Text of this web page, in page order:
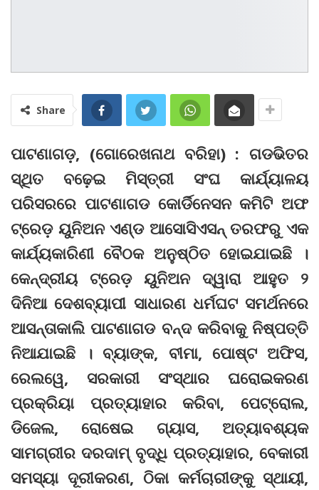
Share
ପାଟଣାଗଡ଼, (ଗୋରେଖନାଥ ବରିହା) : ଗଡଭିତର
ସ୍ଥିତ ବଢ଼େଇ ମିସ୍ତ୍ରୀ ସଂଘ କାର୍ଯ୍ୟାଳୟ
ପରିସରରେ ପାଟଣାଗଡ କୋର୍ଡିନେସନ କମିଟି ଅଫ
ଟ୍ରେଡ଼ ୟୁନିଅନ ଏଣ୍ଡ ଆସୋସିଏସନ୍‌ ତରଫରୁ ଏକ
କାର୍ଯ୍ୟକାରିଣୀ ବୈଠକ ଅନୁଷ୍ଠିତ ହୋଇଯାଇଛି ।
କେନ୍ଦ୍ରୀୟ ଟ୍ରେଡ଼ ୟୁନିଅନ ଦ୍ୱାରା ଆହୁତ ୨
ଦିନିଆ ଦେଶବ୍ୟାପୀ ସାଧାରଣ ଧର୍ମଘଟ ସମର୍ଥନରେ
ଆସନ୍ତାକାଲି ପାଟଣାଗଡ ବନ୍ଦ କରିବାକୁ ନିଷ୍ପତ୍ତି
ନିଆଯାଇଛି । ବ୍ୟାଙ୍କ, ବୀମା, ପୋଷ୍ଟ ଅଫିସ,
ରେଲୱେ, ସରକାରୀ ସଂସ୍ଥାର ଘରୋଇକରଣ
ପ୍ରକ୍ରିୟା ପ୍ରତ୍ୟାହାର କରିବା, ପେଟ୍ରୋଲ,
ଡିଜେଲ, ରୋଷେଇ ଗ୍ୟାସ, ଅତ୍ୟାବଶ୍ୟକ
ସାମଗ୍ରୀର ଦରଦାମ୍‌ ବୃଦ୍ଧି ପ୍ରତ୍ୟାହାର, ବେକାରୀ
ସମସ୍ୟା ଦୂରୀକରଣ, ଠିକା କର୍ମଚାରୀଙ୍କୁ ସ୍ଥାୟୀ,